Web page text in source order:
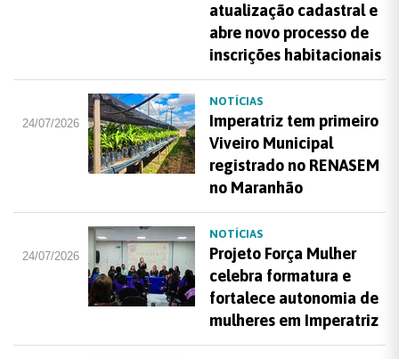
atualização cadastral e
abre novo processo de
inscrições habitacionais
24/07/2026
NOTÍCIAS
Imperatriz tem primeiro
Viveiro Municipal
registrado no RENASEM
no Maranhão
24/07/2026
NOTÍCIAS
Projeto Força Mulher
celebra formatura e
fortalece autonomia de
mulheres em Imperatriz